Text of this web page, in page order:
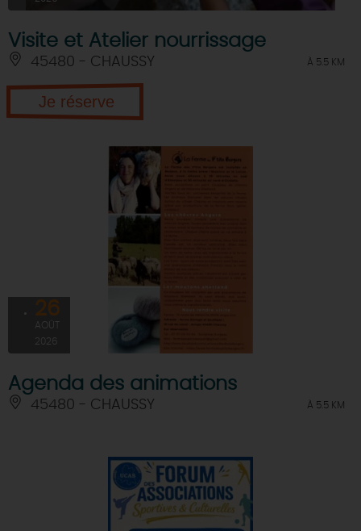
Visite et Atelier nourrissage
45480 - CHAUSSY À 5.5 KM
Je réserve
26
AOÛT
2026
Agenda des animations
45480 - CHAUSSY À 5.5 KM